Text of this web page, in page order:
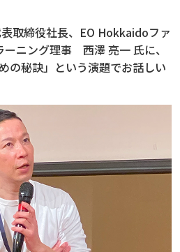
取締役社長、EO Hokkaidoファ
ニング理事 西澤 亮一 氏に、
の秘訣」という演題でお話しい